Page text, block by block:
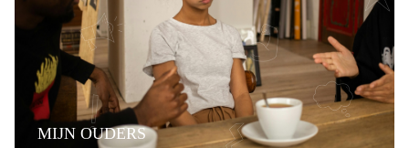
MIJN OUDERS